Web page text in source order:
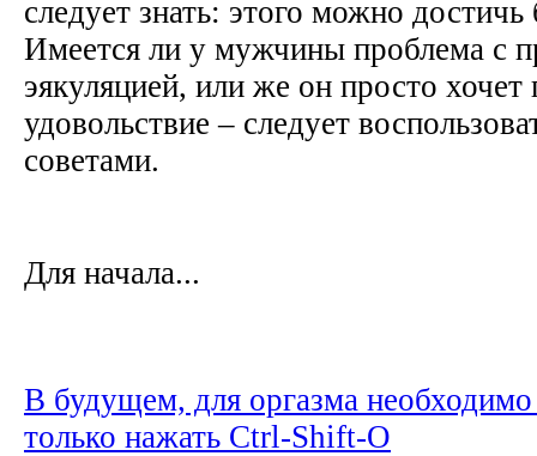
следует знать: этого можно
Имеется ли у мужчины проблема с
эякуляцией, или же он просто хочет
удовольствие – следует
советами.
Для начала...
В будущем, для оргазма необходимо
только нажать Ctrl-Shift-O